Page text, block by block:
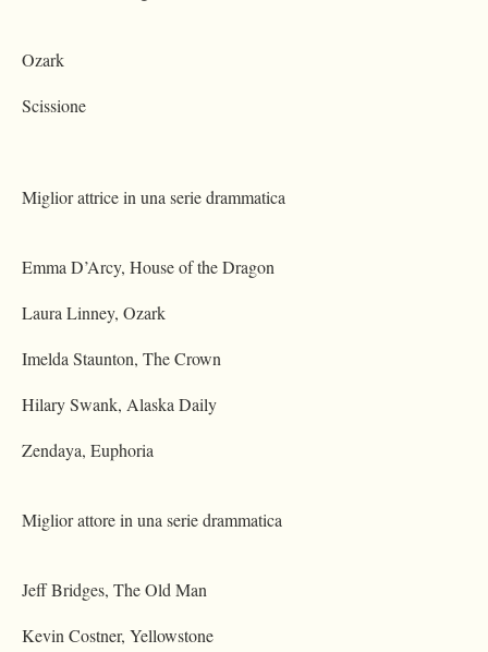
Ozark
Scissione
Miglior attrice in una serie drammatica
Emma D’Arcy, House of the Dragon
Laura Linney, Ozark
Imelda Staunton, The Crown
Hilary Swank, Alaska Daily
Zendaya, Euphoria
Miglior attore in una serie drammatica
Jeff Bridges, The Old Man
Kevin Costner, Yellowstone